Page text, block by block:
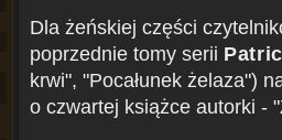
Dla żeńskiej części
poprzednie tomy serii
krwi", "Pocałunek żelaza")
o czwartej książce autorki -